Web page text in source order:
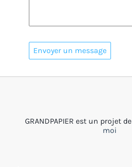
GRANDPAPIER est un projet de
moi